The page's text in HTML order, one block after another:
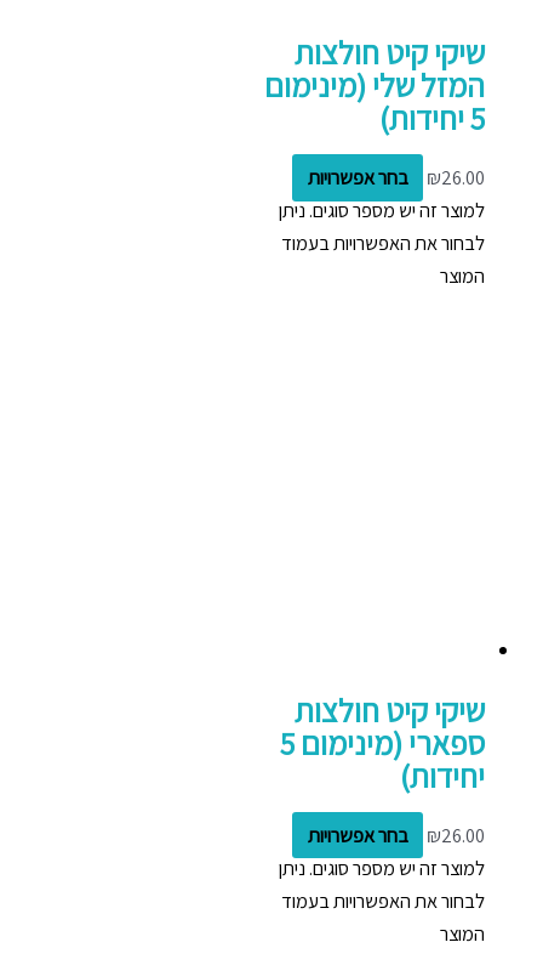
שיקי קיט חולצות
המזל שלי (מינימום
5 יחידות)
₪26.00
בחר אפשרויות
למוצר זה יש מספר סוגים. ניתן
לבחור את האפשרויות בעמוד
המוצר
שיקי קיט חולצות
ספארי (מינימום 5
יחידות)
₪26.00
בחר אפשרויות
למוצר זה יש מספר סוגים. ניתן
לבחור את האפשרויות בעמוד
המוצר